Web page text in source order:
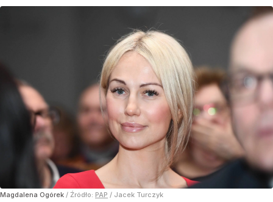
Magdalena Ogórek / Źródło: PAP / Jacek Turczyk